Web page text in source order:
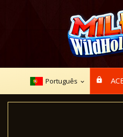
Português